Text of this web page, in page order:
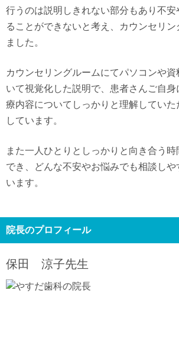
行うのは説明しきれない部分もあり不安
ることができないと考え、カウンセリン
ました。
カウンセリングルームにてパソコンや資
いて視覚化した説明で、患者さんご自
療内容についてしっかりと理解していた
しています。
また一人ひとりとしっかりと向き合う
でき、どんな不安やお悩みでも相談しや
います。
院長のプロフィール
保田 涼子先生